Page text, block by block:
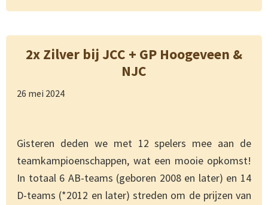
2x Zilver bij JCC + GP Hoogeveen &
NJC
26 mei 2024
Gisteren deden we met 12 spelers mee aan de
teamkampioenschappen, wat een mooie opkomst!
In totaal 6 AB-teams (geboren 2008 en later) en 14
D-teams (*2012 en later) streden om de prijzen van